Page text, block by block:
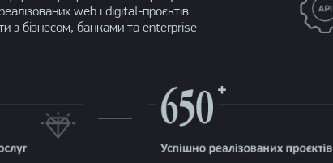
web і digital-проєктів
з бізнесом, банками та enterprise-